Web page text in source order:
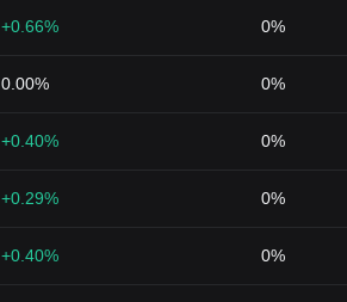
+0.66% 0%
0.00% 0%
+0.40% 0%
+0.29% 0%
+0.40% 0%